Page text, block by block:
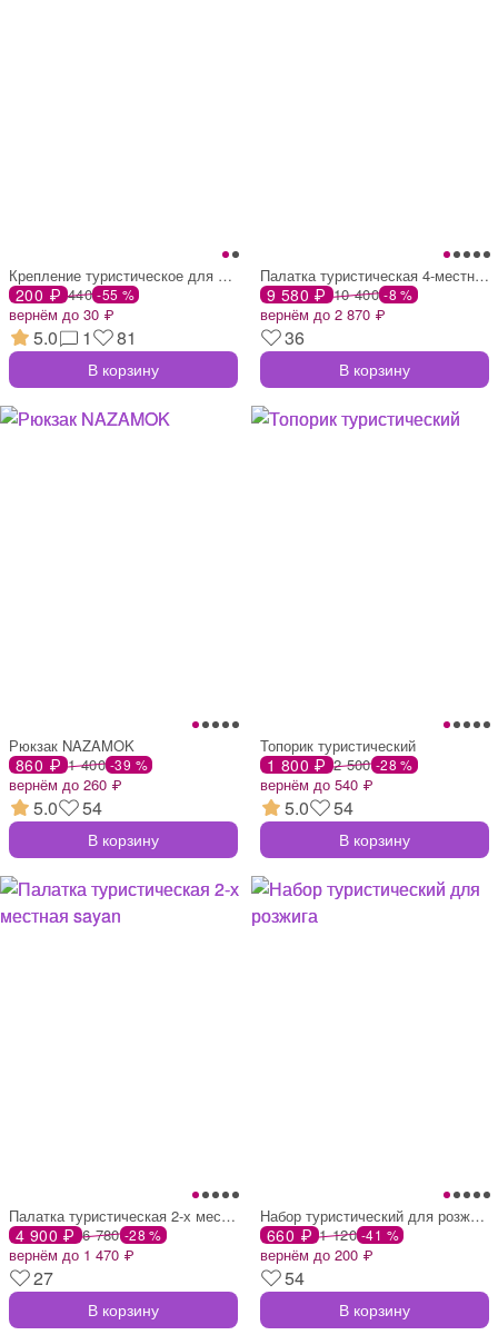
Крепление туристическое для веревки, наб
200 ₽ 440 -55 %
вернём до 30 ₽
5.0 1 81
В корзину
Палатка туристическая 4-местная kavkaz u
9 580 ₽ 10 400 -8 %
вернём до 2 870 ₽
36
В корзину
Рюкзак NAZAMOK
860 ₽ 1 400 -39 %
вернём до 260 ₽
5.0 54
В корзину
Топорик туристический
1 800 ₽ 2 500 -28 %
вернём до 540 ₽
5.0 54
В корзину
Палатка туристическая 2-х местная sayan
4 900 ₽ 6 780 -28 %
вернём до 1 470 ₽
27
В корзину
Набор туристический для розжига
660 ₽ 1 120 -41 %
вернём до 200 ₽
54
В корзину